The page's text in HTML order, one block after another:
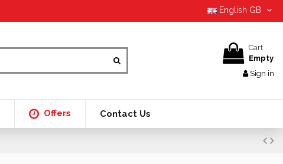
English GB
Cart
Empty
Sign in
Offers Contact Us